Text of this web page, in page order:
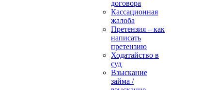
договора
Кассационная
жалоба
Претензия – как
написать
претензию
Ходатайство в
суд
Взыскание
займа /